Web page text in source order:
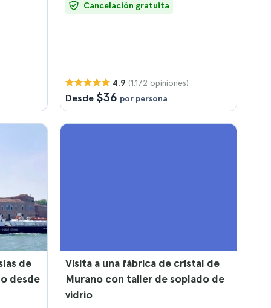
Cancelación gratuita
4.9 (1.172 opiniones)
Desde $36 por persona
de
desde
Visita a una fábrica de cristal de
Murano con taller de soplado de
vidrio